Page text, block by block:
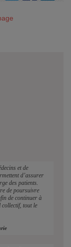
et de
d’assurer
des patients.
de poursuivre
de continuer à
tout le